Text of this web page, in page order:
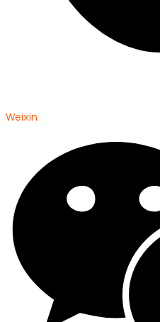
Weixin